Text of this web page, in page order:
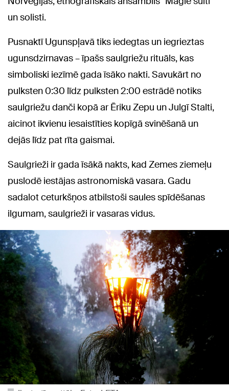
un solisti.
Pusnaktī Ugunspļavā tiks iedegtas un iegrieztas
ugunsdzirnavas – īpašs saulgriežu rituāls, kas
simboliski iezīmē gada īsāko nakti. Savukārt no
pulksten 0:30 līdz pulksten 2:00 estrādē notiks
saulgriežu danči kopā ar Ēriku Zepu un Julgī Stalti,
aicinot ikvienu iesaistīties kopīgā svinēšanā un
dejās līdz pat rīta gaismai.
Saulgrieži ir gada īsākā nakts, kad Zemes ziemeļu
puslodē iestājas astronomiskā vasara. Gadu
sadalot ceturkšņos atbilstoši saules spīdēšanas
ilgumam, saulgrieži ir vasaras vidus.